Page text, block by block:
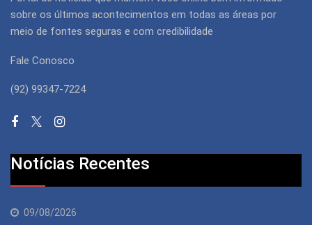
sobre os últimos acontecimentos em todas as áreas por
meio de fontes seguras e com credibilidade
Fale Conosco
(92) 99347-7224
Notícias Recentes
09/08/2026